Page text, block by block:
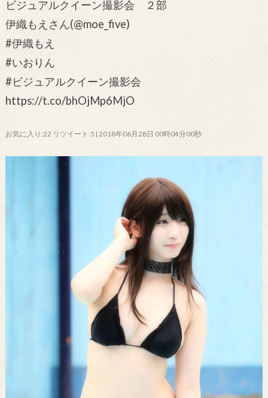
ビジュアルクイーン撮影会 ２部
伊織もえさん(@moe_five)
#伊織もえ
#いおりん
#ビジュアルクイーン撮影会
https://t.co/bhOjMp6MjO
お気に入り:22 リツイート:5 | 2018年06月28日 00時04分00秒